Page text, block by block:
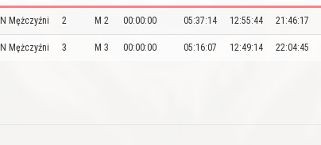
Mężczyźni 2 M 2 00:00:00 05:37:14 12:55:44 21:46:17
Mężczyźni 3 M 3 00:00:00 05:16:07 12:49:14 22:04:45